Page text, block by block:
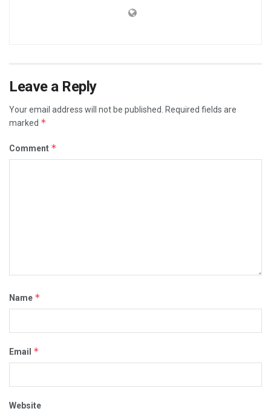
Leave a Reply
Your email address will not be published.
Required fields are
marked *
Comment *
Name *
Email *
Website